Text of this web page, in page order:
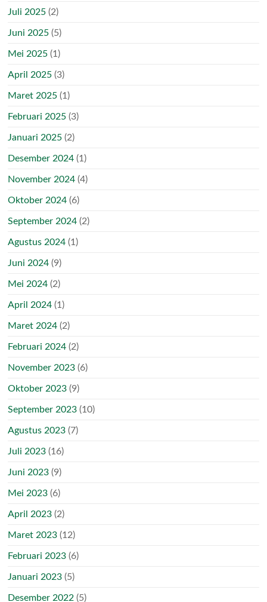
Juli 2025 (2)
Juni 2025 (5)
Mei 2025 (1)
April 2025 (3)
Maret 2025 (1)
Februari 2025 (3)
Januari 2025 (2)
Desember 2024 (1)
November 2024 (4)
Oktober 2024 (6)
September 2024 (2)
Agustus 2024 (1)
Juni 2024 (9)
Mei 2024 (2)
April 2024 (1)
Maret 2024 (2)
Februari 2024 (2)
November 2023 (6)
Oktober 2023 (9)
September 2023 (10)
Agustus 2023 (7)
Juli 2023 (16)
Juni 2023 (9)
Mei 2023 (6)
April 2023 (2)
Maret 2023 (12)
Februari 2023 (6)
Januari 2023 (5)
Desember 2022 (5)